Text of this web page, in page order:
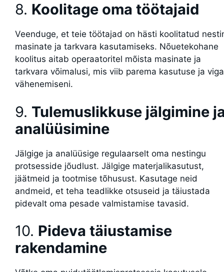
8. Koolitage oma töötajaid
Veenduge, et teie töötajad on hästi koolitatud
masinate ja tarkvara kasutamiseks. Nõuetekohane
koolitus aitab operaatoritel mõista masinate ja
tarkvara võimalusi, mis viib parema kasutuse ja
vähenemiseni.
9. Tulemuslikkuse jälgimine
analüüsimine
Jälgige ja analüüsige regulaarselt oma nestingu
protsesside jõudlust. Jälgige materjalikasutust,
jäätmeid ja tootmise tõhusust. Kasutage neid
andmeid, et teha teadlikke otsuseid ja täiustada
pidevalt oma pesade valmistamise tavasid.
10. Pideva täiustamise
rakendamine